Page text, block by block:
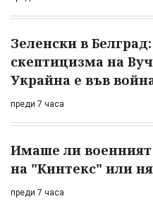
Зеленски в
скептицизма на
Украйна е във
преди 7 часа
Имаше ли
на "Кинтекс" или
преди 7 часа